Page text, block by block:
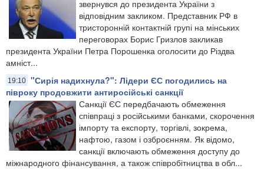
звернувся до президента України з
відповідним закликом. Представник РФ в
тристоронній контактній групі на мінських
переговорах Борис Гризлов закликав
президента України Петра Порошенка оголосити до Різдва
амніст...
19:10 "Сирія надихнула?": Лідери ЄС погодились на
півроку продовжити антиросійські санкції
Санкції ЄС передбачають обмеження
співпраці з російськими банками, скорочення
імпорту та експорту, торгівлі, зокрема,
нафтою, газом і озброєнням. Як відомо,
санкції включають обмеження доступу до
міжнародного фінансування, а також співробітництва в обл...